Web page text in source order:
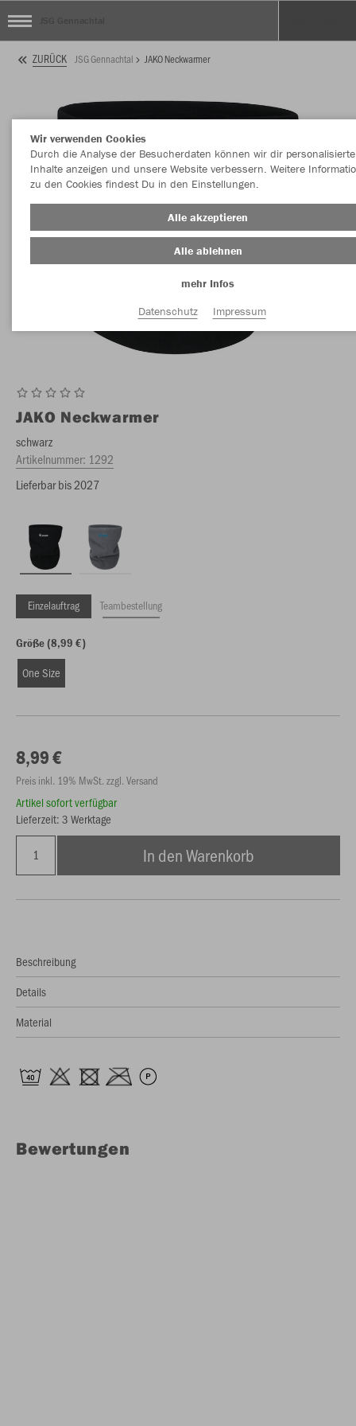
ZURÜCK JSG Gennachtal JAKO Neckwarmer
JAKO Neckwarmer
schwarz
Artikelnummer: 1292
Lieferbar bis 2027
Einzelauftrag Teambestellung
Größe (8,99 €)
One Size
8,99 €
Preis inkl. 19% MwSt. zzgl. Versand
Artikel sofort verfügbar
Lieferzeit: 3 Werktage
In den Warenkorb
Beschreibung
Details
Material
Bewertungen
Wir verwenden Cookies
Durch die Analyse der Besucherdaten können wir dir personalisierte
Inhalte anzeigen und unsere Website verbessern. Weitere
zu den Cookies findest Du in den Einstellungen.
Alle akzeptieren
Alle ablehnen
mehr Infos
Datenschutz
Impressum